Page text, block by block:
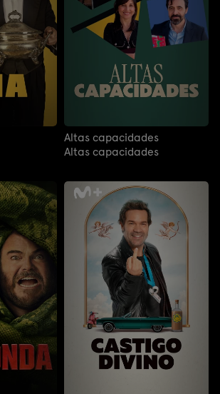
Altas capacidades
Altas capacidades